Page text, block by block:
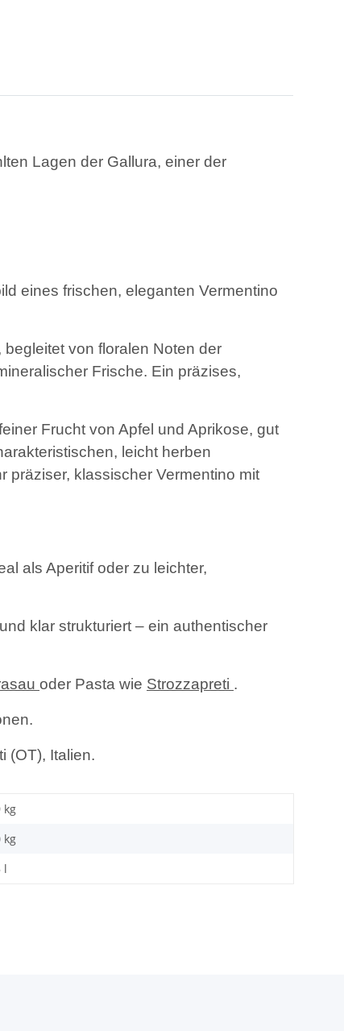
Lagen der Gallura, einer der
eines frischen, eleganten Vermentino
von floralen Noten der
Frische. Ein präzises,
Frucht von Apfel und Aprikose, gut
leicht herben
präziser, klassischer Vermentino mit
als Aperitif oder zu leichter,
klar strukturiert – ein authentischer
oder Pasta wie Strozzapreti .
(OT), Italien.
kg
kg
l